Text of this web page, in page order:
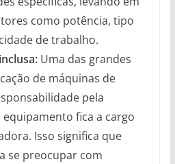
como potência, tipo
de trabalho.
Uma das grandes
de máquinas de
pela
fica a cargo
Isso significa que
se preocupar com